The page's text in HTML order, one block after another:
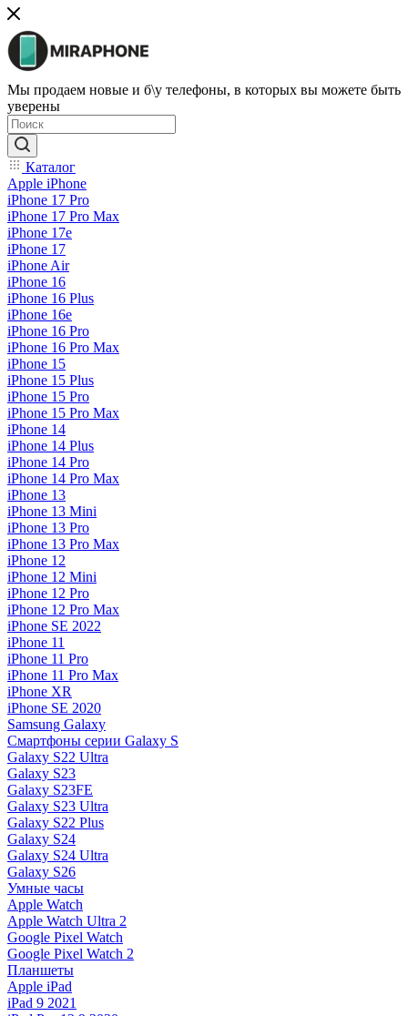
Мы продаем новые и б\у телефоны, в которых вы можете быть
уверены
Каталог
Apple iPhone
iPhone 17 Pro
iPhone 17 Pro Max
iPhone 17e
iPhone 17
iPhone Air
iPhone 16
iPhone 16 Plus
iPhone 16e
iPhone 16 Pro
iPhone 16 Pro Max
iPhone 15
iPhone 15 Plus
iPhone 15 Pro
iPhone 15 Pro Max
iPhone 14
iPhone 14 Plus
iPhone 14 Pro
iPhone 14 Pro Max
iPhone 13
iPhone 13 Mini
iPhone 13 Pro
iPhone 13 Pro Max
iPhone 12
iPhone 12 Mini
iPhone 12 Pro
iPhone 12 Pro Max
iPhone SE 2022
iPhone 11
iPhone 11 Pro
iPhone 11 Pro Max
iPhone XR
iPhone SE 2020
Samsung Galaxy
Смартфоны серии Galaxy S
Galaxy S22 Ultra
Galaxy S23
Galaxy S23FE
Galaxy S23 Ultra
Galaxy S22 Plus
Galaxy S24
Galaxy S24 Ultra
Galaxy S26
Умные часы
Apple Watch
Apple Watch Ultra 2
Google Pixel Watch
Google Pixel Watch 2
Планшеты
Apple iPad
iPad 9 2021